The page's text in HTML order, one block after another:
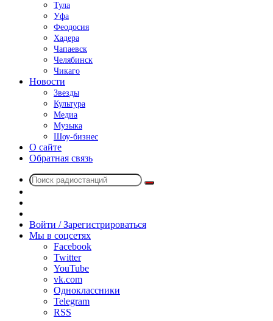
Тула
Уфа
Феодосия
Хадера
Чапаевск
Челябинск
Чикаго
Новости
Звезды
Культура
Медиа
Музыка
Шоу-бизнес
О сайте
Обратная связь
Поиск
радио
Войти / Зарегистрироваться
Мы в соцсетях
Facebook
Twitter
YouTube
vk.com
Одноклассники
Telegram
RSS